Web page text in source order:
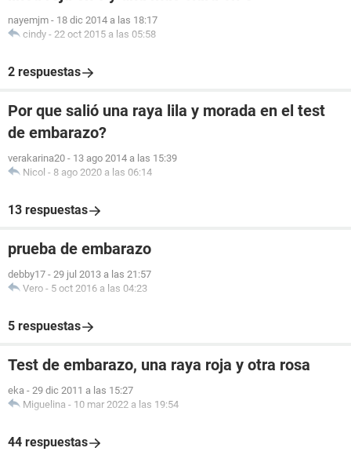
nayemjm - 18 dic 2014 a las 18:17
cindy - 22 oct 2015 a las 05:58
2 respuestas
Por que salió una raya lila y morada en el test
de embarazo?
verakarina20 - 13 ago 2014 a las 15:39
Nicol - 8 ago 2020 a las 06:14
13 respuestas
prueba de embarazo
debby17 - 29 jul 2013 a las 21:57
Vero - 5 oct 2016 a las 04:23
5 respuestas
Test de embarazo, una raya roja y otra rosa
eka - 29 dic 2011 a las 15:27
Miguelina - 10 mar 2022 a las 19:54
44 respuestas